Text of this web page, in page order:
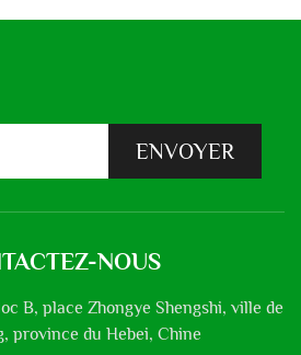
ENVOYER
NOUS
B, place Zhongye Shengshi, ville de
province du Hebei, Chine